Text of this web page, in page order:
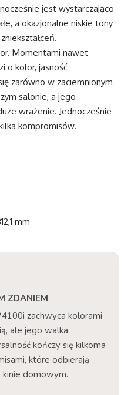
jest wystarczająco
a okazjonalne niskie tony
Momentami nawet
o kolor, jasność
zarówno w zaciemnionym
salonie, a jego
wrażenie. Jednocześnie
kompromisów.
mm
ZDANIEM
zachwyca kolorami
ale jego walka
kończy się kilkoma
które odbierają
kinie domowym.